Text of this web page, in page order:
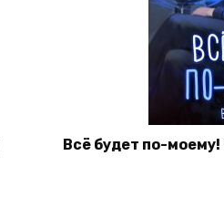
Всё будет по-моему!